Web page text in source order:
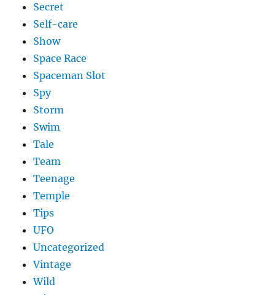
Secret
Self-care
Show
Space Race
Spaceman Slot
Spy
Storm
Swim
Tale
Team
Teenage
Temple
Tips
UFO
Uncategorized
Vintage
Wild